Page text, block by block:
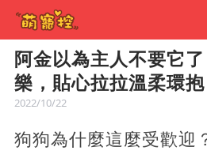
阿金以為主人不要它
樂，貼心拉拉溫柔環
2022/10/22
狗狗為什麼這麼受歡迎